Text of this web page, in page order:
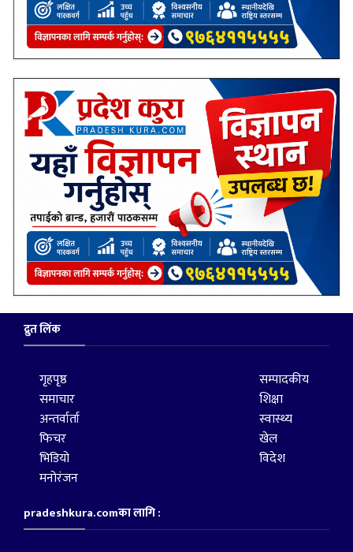
द्रुत लिंक
गृहपृष्ठ
समाचार
अन्तर्वार्ता
फिचर
भिडियो
मनोरंजन
सम्पादकीय
शिक्षा
स्वास्थ्य
खेल
विदेश
pradeshkura.comका लागि :